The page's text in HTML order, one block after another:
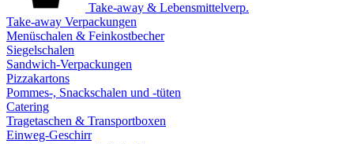
Take-away & Lebensmittelverp.
Take-away Verpackungen
Menüschalen & Feinkostbecher
Siegelschalen
Sandwich-Verpackungen
Pizzakartons
Pommes-, Snackschalen und -tüten
Catering
Tragetaschen & Transportboxen
Einweg-Geschirr